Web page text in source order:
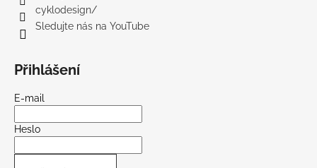
cyklodesign/
Sledujte nás na YouTube
Přihlášení
E-mail
Heslo